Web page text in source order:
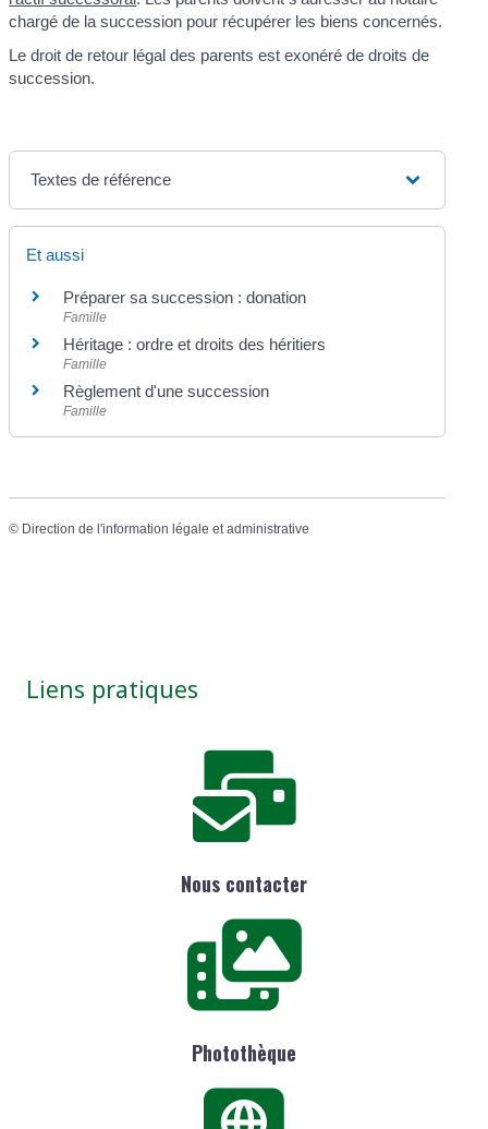
chargé de la succession pour récupérer les biens concernés.
Le droit de retour légal des parents est exonéré de droits de
succession.
Textes de référence
Et aussi
Préparer sa succession : donation
Famille
Héritage : ordre et droits des héritiers
Famille
Règlement d'une succession
Famille
© Direction de l'information légale et administrative
Liens pratiques
Nous contacter
Photothèque